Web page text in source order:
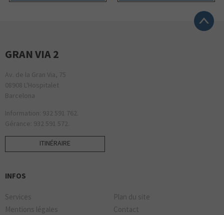
GRAN VIA 2
Av. de la Gran Via, 75
08908 L'Hospitalet
Barcelona
Information: 932 591 762.
Gérance: 932 591 572.
ITINÉRAIRE
INFOS
Services
Plan du site
Mentions légales
Contact